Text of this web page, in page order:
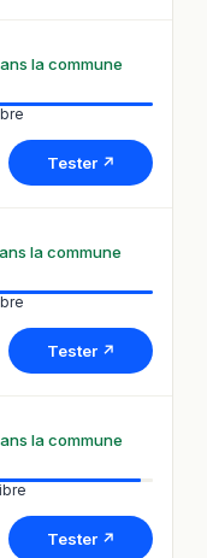
la commune
Tester ↗
la commune
Tester ↗
la commune
Tester ↗